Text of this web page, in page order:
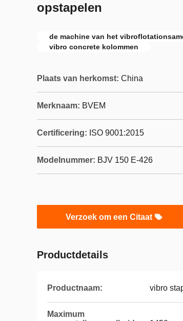
opstapelen
de machine van het
vibro concrete kolommen
Plaats van herkomst: China
Merknaam: BVEM
Certificering: ISO 9001:2015
Modelnummer: BJV 150 E-426
Verzoek om een Citaat
Productdetails
Productnaam: vibro
Maximum